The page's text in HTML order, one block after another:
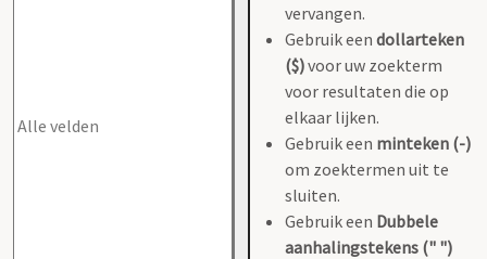
vervangen.
Gebruik een dollarteken
($)voor uw zoekterm
voor resultaten die op
elkaar lijken.
Gebruik een minteken (-)
om zoektermen uit te
sluiten.
Gebruik een Dubbele
aanhalingstekens (" ")